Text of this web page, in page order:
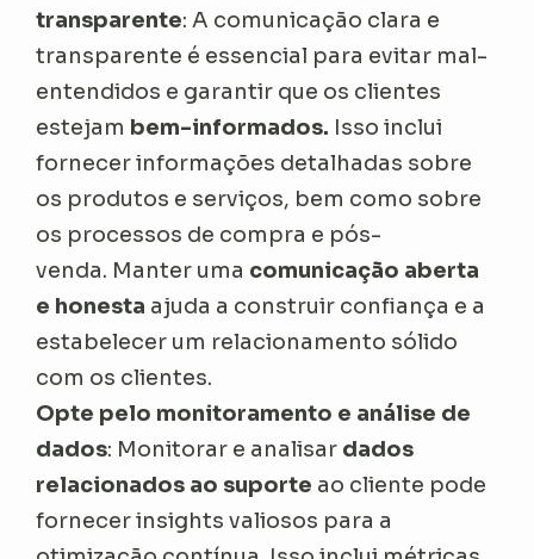
transparente: A comunicação clara e
transparente é essencial para evitar mal-
entendidos e garantir que os clientes
estejam bem-informados. Isso inclui
fornecer informações detalhadas sobre
os produtos e serviços, bem como sobre
os processos de compra e pós-
venda. Manter uma comunicação aberta
e honesta ajuda a construir confiança e a
estabelecer um relacionamento sólido
com os clientes.
Opte pelo monitoramento e análise de
dados: Monitorar e analisar dados
relacionados ao suporte ao cliente pode
fornecer insights valiosos para a